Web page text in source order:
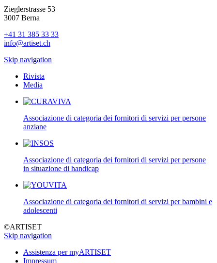
Zieglerstrasse 53
3007 Berna
+41 31 385 33 33
info@artiset.ch
Skip navigation
Rivista
Media
Associazione di categoria dei fornitori di servizi per persone
anziane
Associazione di categoria dei fornitori di servizi per persone
in situazione di handicap
Associazione di categoria dei fornitori di servizi per bambini e
adolescenti
©ARTISET
Skip navigation
Assistenza per myARTISET
Impressum